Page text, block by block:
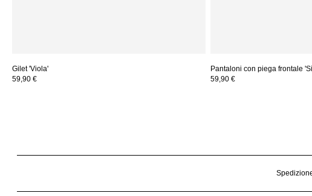
Gilet 'Viola'
59,90 €
Pantaloni con piega frontale
59,90 €